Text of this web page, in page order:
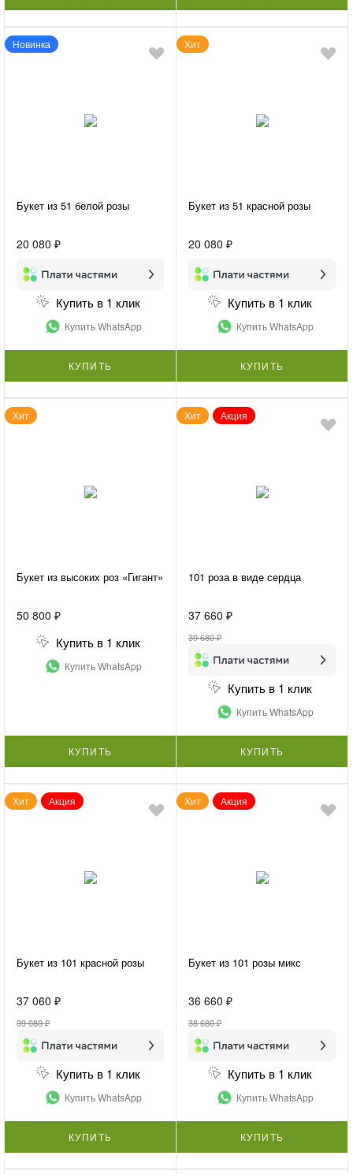
Новинка
Букет из 51 белой розы
20 080 ₽
Купить в 1 клик
Купить WhatsApp
КУПИТЬ
Хит
Букет из 51 красной розы
20 080 ₽
Купить в 1 клик
Купить WhatsApp
КУПИТЬ
Хит
Букет из высоких роз «Гигант»
50 800 ₽
Купить в 1 клик
Купить WhatsApp
КУПИТЬ
Хит Акция
101 роза в виде сердца
37 660 ₽
39 680 ₽
Купить в 1 клик
Купить WhatsApp
КУПИТЬ
Хит Акция
Букет из 101 красной розы
37 060 ₽
39 080 ₽
Купить в 1 клик
Купить WhatsApp
КУПИТЬ
Хит Акция
Букет из 101 розы микс
36 660 ₽
38 680 ₽
Купить в 1 клик
Купить WhatsApp
КУПИТЬ